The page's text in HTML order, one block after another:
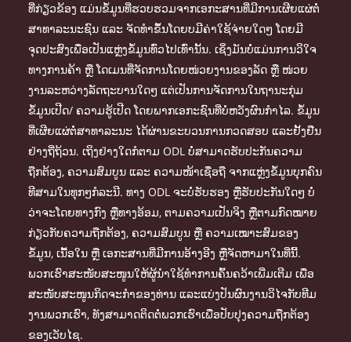
ທີ່ກ່ຽວຂ້ອງ ແມ່ນຂໍ້ມູນທີ່ຮວບຮວມຈາກເອກະສານທີ່ມີການເຜີຍແຜ່ຕໍ່
ສາທາລະນະຊົນ ແລະ ຈັດທຳຂຶ້ນໂດຍບມີຄ່າໃຊ້ຈ່າຍໃດໆ ໂດຍມີ
ຈຸດປະສົງເພື່ອເປັນແຫຼ່ງຂໍ້ມູນທົ່ວໄປເທົ່ານັ້ນ. ເຊິ່ງມັນບໍ່ແມ່ນການວິໃຈ
ທາງການຄ້າ ຫຼື ໂດເມນທີ່ຈັດການໂດຍໜ່ວຍງານຂອງລັດ ຫຼື ໜ່ວຍ
ງານລະຫວ່າງລັດຖະບານໃດໆ ແຕ່ເປັນການຈັດການໃນຖານະກຸ່ມ
ຂໍ້ມູນເປີດ/ ຄວາມຮູ້ເປີດ ໂດຍພາກເອກະຊົນທີ່ບໍ່ຫວັງຜົນກຳໄລ. ຂໍ້ມູນ
ທີ່ເຜີຍແຜ່ຕໍ່ສາທາລະນະ ໄດ້ຜ່ານຂະບວນການກວດສອບ ແລະຢັ້ງຢືນ
ຢ່າງຖີ່ຖ້ວນ. ເຖິງຢ່າງໃດກໍຕາມ ODL ບໍ່ສາມາດຮັບປະກັນຄວາມ
ຖືກຕ້ອງ, ຄວາມສົມບູນ ແລະ ຄວາມໜ້າເຊື່ອຖື ຈາກແຫຼ່ງຂໍ້ມູນບຸກຄົນ
ທີສາມໃນທຸກໆກໍລະນີ. ທາງ ODL ຈະບໍ່ຮັບຮອງ ຫຼືຮັບປະກັນໃດໆ ບໍ່
ວ່າຈະໂດຍທາງກົງ ຫຼືທາງອ້ອມ, ຕາມຄວາມເປັນຈິງ ຫຼືຕາມກົດໝາຍ
ກ່ຽວກັບຄວາມຖືກຕ້ອງ, ຄວາມສົມບູນ ຫຼື ຄວາມເໝາະສົມຂອງ
ຂໍ້ມູນ, ເນື້ອໃນ ຫຼື ເອກະສານທີ່ມີການອ້າງອີງ ຫຼືຈັດຫາມາໃນທີ່ນີ້.
ພວກເຮົາສະໜັບສະໜູນໃຫ້ຜູ້ນຳໃຊ້ທຳການຄົ້ນຄວ້າເພີ່ມເຕີມ ເພື່ອ
ສະໜັບສະໜູນກິດຈະກຳຂອງທ່ານ ແລະແບ່ງປັນຜົນງານວິໄຈກັບທີມ
ງານພວກເຮົາ, ທັງສາມາດຕິດຕໍ່ພວກເຮົາເພື່ອປັບປຸງຄວາມຖືກຕ້ອງ
ຂອງເວັບໄຊ.